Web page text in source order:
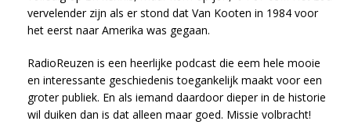
vervelender zijn als er stond dat Van Kooten in 1984 voor
het eerst naar Amerika was gegaan.
RadioReuzen is een heerlijke podcast die eem hele mooie
en interessante geschiedenis toegankelijk maakt voor een
groter publiek. En als iemand daardoor dieper in de historie
wil duiken dan is dat alleen maar goed. Missie volbracht!